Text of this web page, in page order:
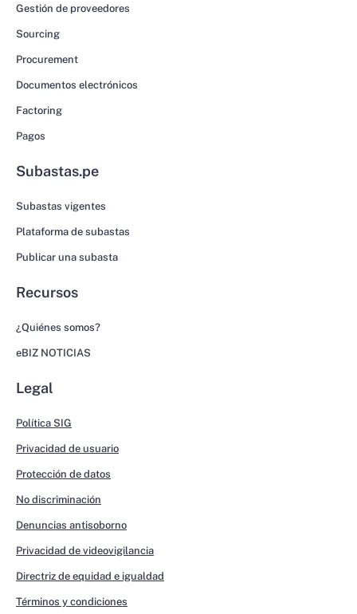
Gestión de proveedores
Sourcing
Procurement
Documentos electrónicos
Factoring
Pagos
Subastas.pe
Subastas vigentes
Plataforma de subastas
Publicar una subasta
Recursos
¿Quiénes somos?
eBIZ NOTICIAS
Legal
Política SIG
Privacidad de usuario
Protección de datos
No discriminación
Denuncias antisoborno
Privacidad de videovigilancia
Directriz de equidad e igualdad
Términos y condiciones